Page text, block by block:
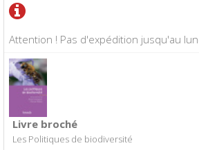
Attention ! Pas d'expédition jusqu'au
Livre broché
Les Politiques de biodiversité